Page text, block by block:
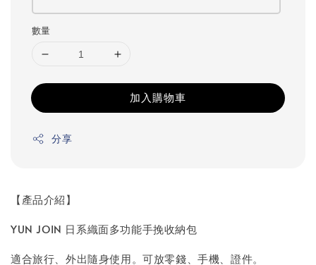
數量
加入購物車
分享
【產品介紹】
YUN JOIN 日系織面多功能手挽收納包
適合旅行、外出隨身使用。可放零錢、手機、證件。